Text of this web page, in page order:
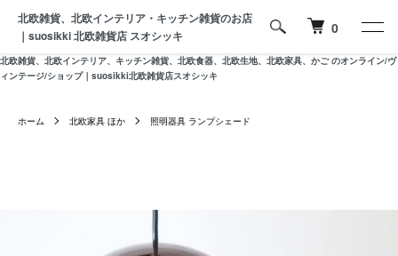
北欧雑貨、北欧インテリア、キッチン雑貨、北欧食器、北欧生地、北欧家具、かご のオンライン/ヴ
ィンテージ/ショップ｜suosikki北欧雑貨店スオシッキ
北欧雑貨、北欧インテリア・キッチン雑貨のお店
｜suosikki 北欧雑貨店 スオシッキ
0
ホーム 北欧家具 ほか 照明器具 ランプシェード